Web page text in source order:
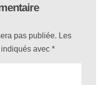
pas publiée. Les
indiqués avec*